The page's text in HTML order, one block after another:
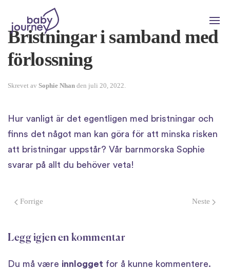
Bristningar i samband med
förlossning
Skrevet av Sophie Nhan den juli 20, 2022.
Hur vanligt är det egentligen med bristningar och
finns det något man kan göra för att minska risken
att bristningar uppstår? Vår barnmorska Sophie
svarar på allt du behöver veta!
Forrige Neste
Legg igjen en kommentar
Du må være innlogget for å kunne kommentere.